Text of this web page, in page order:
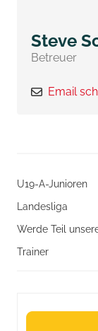
Steve
Betreuer
Email
U19-A-Junioren
Landesliga
Werde Teil
Trainer